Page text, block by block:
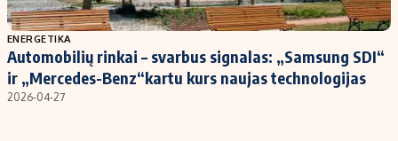
Populiarios temos
Investavimas
Akcijų rinka
Titulinis
Nedarbo išmokos skaičiuoklė
ENERGETIKA
Automobilių rinkai – svarbus signalas: „Samsung SDI“
ir „Mercedes-Benz“kartu kurs naujas technologijas
2026-04-27